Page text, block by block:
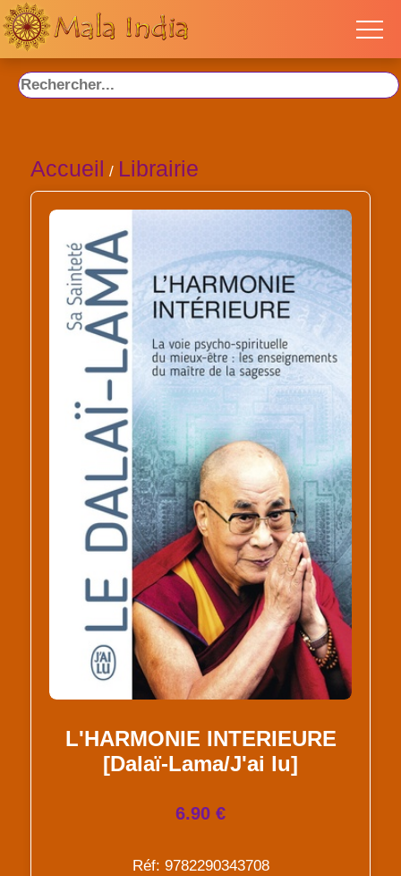
Accueil / Librairie
L'HARMONIE INTERIEURE
[Dalaï-Lama/J'ai lu]
6.90 €
Réf: 9782290343708